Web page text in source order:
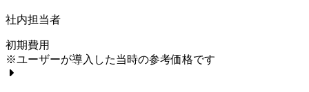
社内担当者
初期費用
※ユーザーが導入した当時の参考価格です